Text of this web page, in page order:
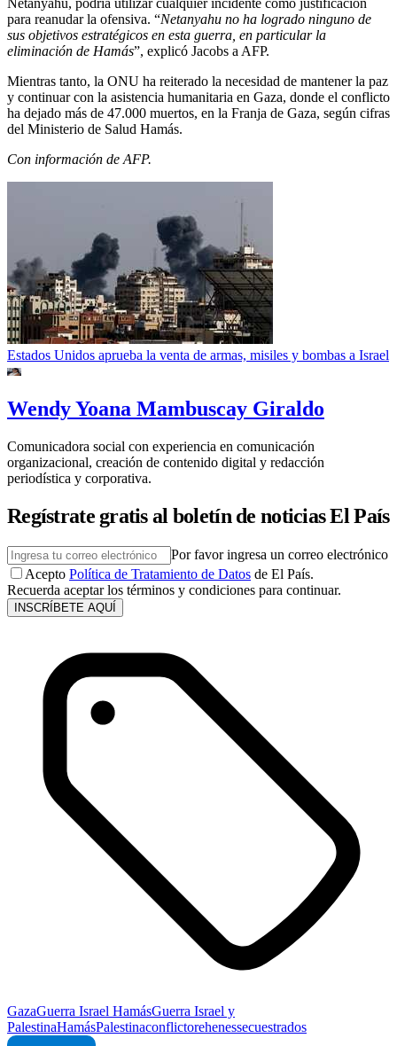
Netanyahu, podría utilizar cualquier incidente como justificación
para reanudar la ofensiva. “Netanyahu no ha logrado ninguno de
sus objetivos estratégicos en esta guerra, en particular la
eliminación de Hamás”, explicó Jacobs a AFP.
Mientras tanto, la ONU ha reiterado la necesidad de mantener la paz
y continuar con la asistencia humanitaria en Gaza, donde el conflicto
ha dejado más de 47.000 muertos, en la Franja de Gaza, según cifras
del Ministerio de Salud Hamás.
Con información de AFP.
Estados Unidos aprueba la venta de armas, misiles y bombas a Israel
Wendy Yoana Mambuscay Giraldo
Comunicadora social con experiencia en comunicación
organizacional, creación de contenido digital y redacción
periodística y corporativa.
Regístrate gratis al boletín de noticias El País
Por favor ingresa un correo electrónico
Acepto Política de Tratamiento de Datos de El País.
Recuerda aceptar los términos y condiciones para continuar.
INSCRÍBETE AQUÍ
GazaGuerra Israel HamásGuerra Israel y
PalestinaHamásPalestinaconflictorehenessecuestrados